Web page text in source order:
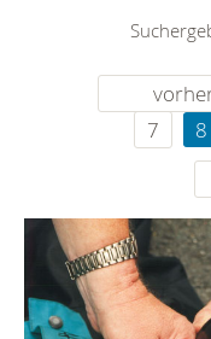
7
8